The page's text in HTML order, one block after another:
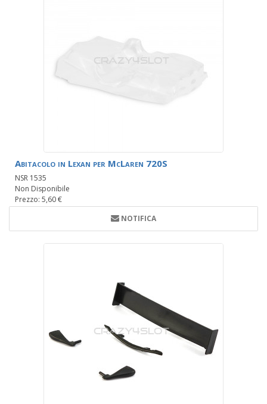
Abitacolo in Lexan per McLaren 720S
NSR 1535
Non Disponibile
Prezzo: 5,60 €
NOTIFICA